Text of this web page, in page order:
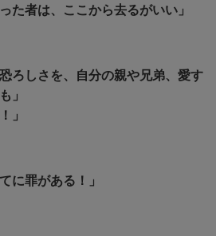
た者は、ここから去るがいい」
ろしさを、自分の親や兄弟、愛す
」
」
に罪がある！」